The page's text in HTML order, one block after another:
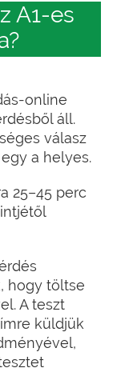
A1-es
online
áll.
válasz
a helyes.
25–45 perc
hogy töltse
A teszt
küldjük